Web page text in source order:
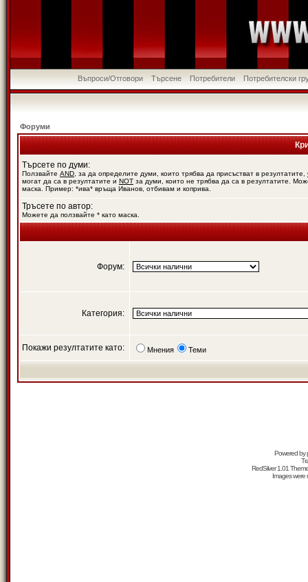
Въпроси/Отговори Търсене Потребители Потребителски
Форуми
Търсете по думи:
Ползвайте AND , за да определите думи, които трябва да присъстват в резултатите,
могат да са в резултатите и NOT за думи, които не трябва да са в резултатите.
маска. Пример: *ива* връща Иванов, отбивам и коприва.
Тръсете по автор:
Можете да ползвайте * като маска.
Форум:
Категория:
Покажи резултатите като: Мнения Теми
Powered by
RedSilver 1.01
Images were